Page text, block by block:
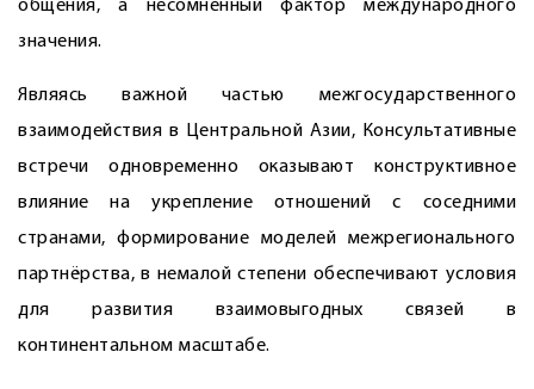
общения, а несомненный фактор международного
значения.
Являясь важной частью межгосударственного
взаимодействия в Центральной Азии, Консультативные
встречи одновременно оказывают конструктивное
влияние на укрепление отношений с соседними
странами, формирование моделей межрегионального
партнёрства, в немалой степени обеспечивают условия
для развития взаимовыгодных связей в
континентальном масштабе.